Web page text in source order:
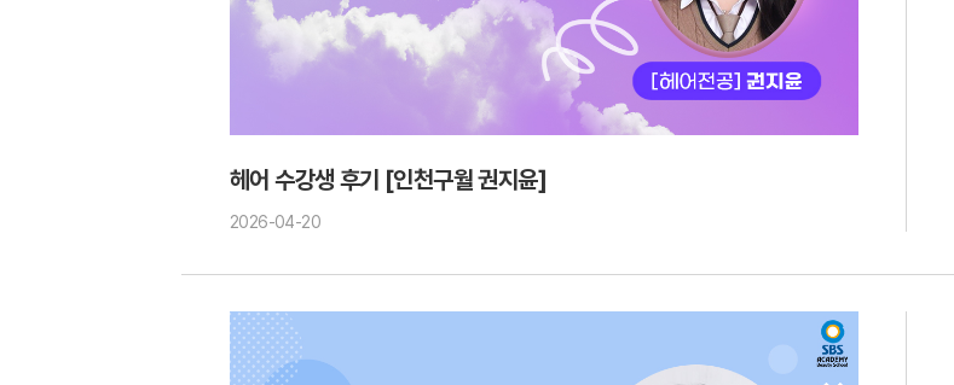
헤어 수강생 후기 [인천구월 권지윤]
2026-04-20